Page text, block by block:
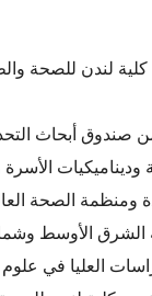
لندن للصحة
الأسرة
ومنظمة الصحة
الأوسط
العليا في علوم